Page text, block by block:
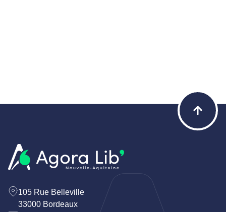
105 Rue Belleville
33000 Bordeaux